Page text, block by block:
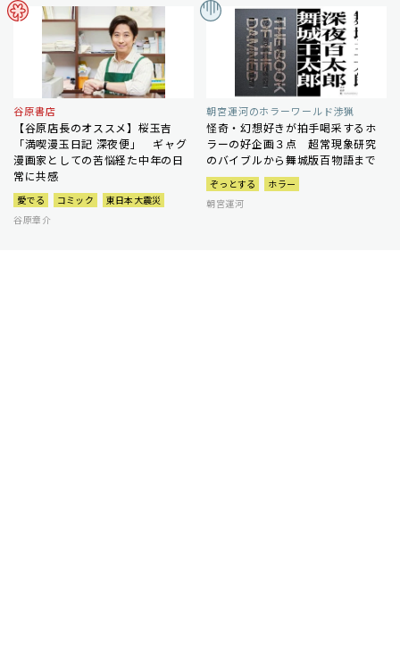
谷原書店
【谷原店長のオススメ】桜玉吉
「満喫漫玉日記 深夜便」 ギャグ
漫画家としての苦悩経た中年の日
常に共感
愛でる コミック
東日本大震災
谷原章介
朝宮運河のホラーワールド渉猟
怪奇・幻想好きが拍手喝采するホ
ラーの好企画３点 超常現象研究
のバイブルから舞城版百物語まで
ぞっとする
ホラー
朝宮運河